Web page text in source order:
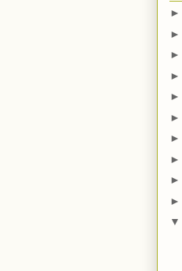
►
►
►
►
►
►
►
►
►
►
▼